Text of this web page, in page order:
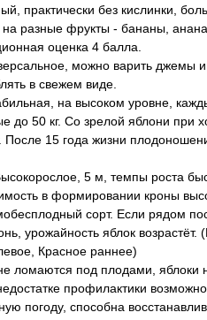
практически без кислинки,
на разные фрукты - бананы,
оценка 4 балла.
можно варить джемы
в свежем виде.
на высоком уровне,
до 50 кг. Со зрелой яблони при
После 15 года жизни
5 м, темпы роста
в формировании кроны
сорт. Если рядом
урожайность яблок
Красное раннее)
ломаются под плодами, яблоки
профилактики
погоду, способна